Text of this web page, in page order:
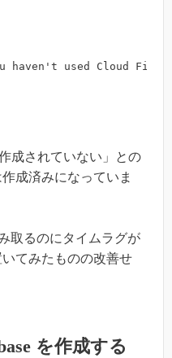
used Cloud
成されていない」との
成済みになっていま
取るのにタイムラグが
てみたものの改善せ
を作成する